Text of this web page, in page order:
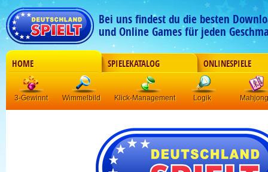
Bei uns findest du die besten
und Online Games für jeden
HOME SPIELEKATALOG ONLINESPIELE
3-Gewinnt Wimmelbild Klick-Management Logik Mahjong